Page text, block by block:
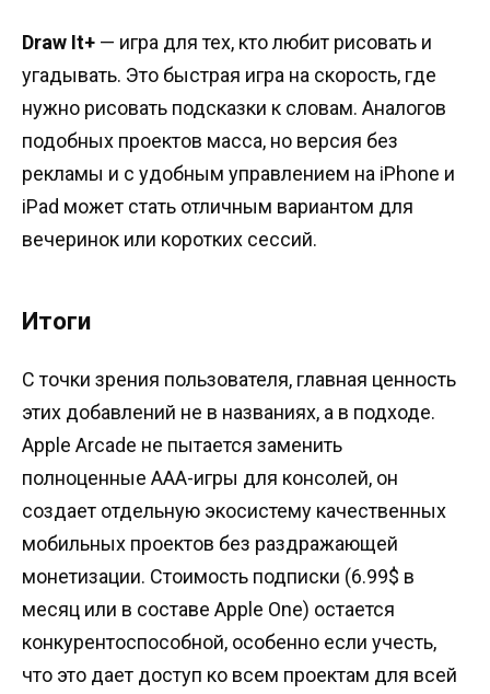
Draw It+ — игра для тех, кто любит рисовать и
угадывать. Это быстрая игра на скорость, где
нужно рисовать подсказки к словам. Аналогов
подобных проектов масса, но версия без
рекламы и с удобным управлением на iPhone и
iPad может стать отличным вариантом для
вечеринок или коротких сессий.
Итоги
С точки зрения пользователя, главная ценность
этих добавлений не в названиях, а в подходе.
Apple Arcade не пытается заменить
полноценные AAA-игры для консолей, он
создает отдельную экосистему качественных
мобильных проектов без раздражающей
монетизации. Стоимость подписки (6.99$ в
месяц или в составе Apple One) остается
конкурентоспособной, особенно если учесть,
что это дает доступ ко всем проектам для всей